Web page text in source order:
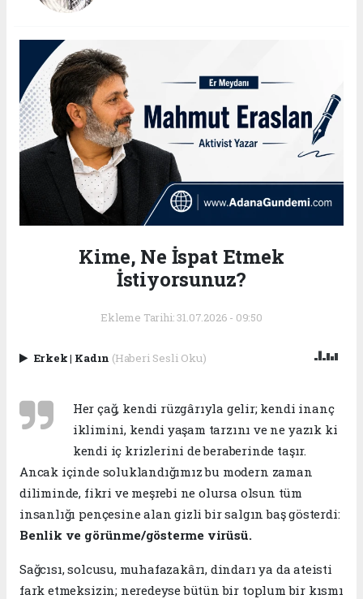
Kime, Ne İspat Etmek
İstiyorsunuz?
Ekleme Tarihi: 31.07.2026 - 09:50
Erkek| Kadın (Haberi Sesli Oku)
Her çağ, kendi rüzgârıyla gelir; kendi inanç
iklimini, kendi yaşam tarzını ve ne yazık ki
kendi iç krizlerini de beraberinde taşır.
Ancak içinde soluklandığımız bu modern zaman
diliminde, fikri ve meşrebi ne olursa olsun tüm
insanlığı pençesine alan gizli bir salgın baş gösterdi:
Benlik ve görünme/gösterme virüsü.
​Sağcısı, solcusu, muhafazakârı, dindarı ya da ateisti
fark etmeksizin; neredeyse bütün bir toplum bir kısmı